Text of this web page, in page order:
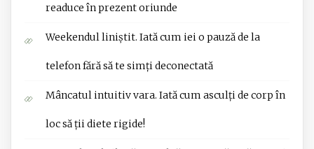
readuce în prezent oriunde
Weekendul liniștit. Iată cum iei o pauză de la
telefon fără să te simți deconectată
Mâncatul intuitiv vara. Iată cum asculți de corp în
loc să ții diete rigide!